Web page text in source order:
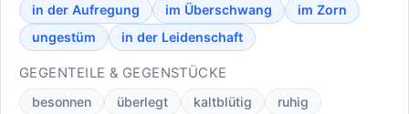
in der Aufregung
im Überschwang
im Zorn
ungestüm
in der Leidenschaft
GEGENTEILE & GEGENSTÜCKE
besonnen überlegt kaltblütig ruhig